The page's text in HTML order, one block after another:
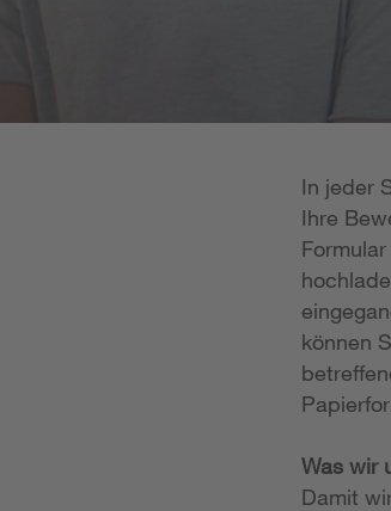
In jeder
Ihre
können
Was wir
Damit